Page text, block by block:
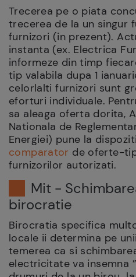
Trecerea pe o piata
trecerea de la un singur
furnizori (in prezent).
instanta (ex. Electrica
informeze din timp
tip valabila dupa 1
celorlalti furnizori sunt
eforturi individuale.
sa aleaga oferta dorita,
Nationala de
Energiei) pune la
comparator de oferte-
furnizorilor autorizati.
Mit -
birocratie
Birocratia specifica
locale ii determina pe
temerea ca si
electricitate va insemna